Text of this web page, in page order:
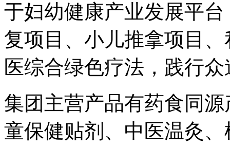
于妇幼健康产业发展平
复项目、小儿推拿项目
医综合绿色疗法，践行
集团主营产品有药食同
童保健贴剂、中医温灸